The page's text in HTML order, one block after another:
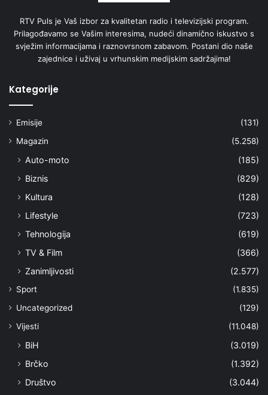
RTV Puls je Vaš izbor za kvalitetan radio i televizijski program.
Prilagođavamo se Vašim interesima, nudeći dinamično iskustvo s
svježim informacijama i raznovrsnom zabavom. Postani dio naše
zajednice i uživaj u vrhunskim medijskim sadržajima!
Kategorije
Emisije
(131)
Magazin
(5.258)
Auto-moto
(185)
Biznis
(829)
Kultura
(128)
Lifestyle
(723)
Tehnologija
(619)
TV & Film
(366)
Zanimljivosti
(2.577)
Sport
(1.835)
Uncategorized
(129)
Vijesti
(11.048)
BiH
(3.019)
Brčko
(1.392)
Društvo
(3.044)